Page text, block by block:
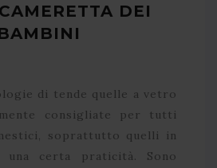
DEI
di tende quelle a vetro
consigliate per tutti
soprattutto quelli in
certa praticità. Sono